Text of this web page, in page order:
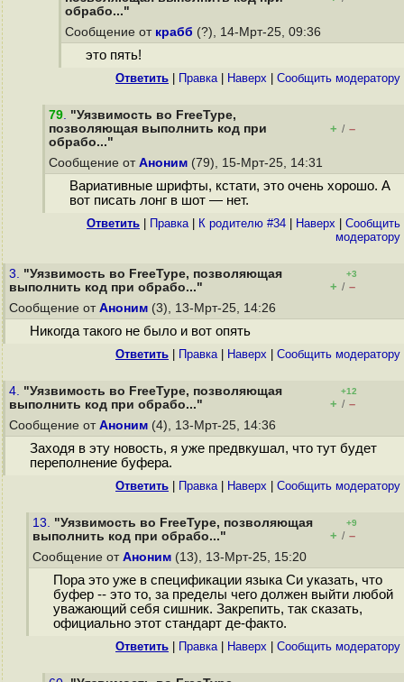
обрабо..."
Сообщение от крабб (?), 14-Мрт-25, 09:36
это пять!
Ответить Правка| Наверх Cообщить модератору
79. "Уязвимость во FreeType,
позволяющая выполнить код при
обрабо..."
+ / –
Сообщение от Аноним (79), 15-Мрт-25, 14:31
Вариативные шрифты, кстати, это очень хорошо. А
вот писать лонг в шот — нет.
Ответить Правка| К родителю #34 Наверх
Cообщить
модератору
3. "Уязвимость во FreeType, позволяющая
выполнить код при обрабо..."
+3
+ / –
Сообщение от Аноним (3), 13-Мрт-25, 14:26
Никогда такого не было и вот опять
Ответить Правка| Наверх Cообщить модератору
4. "Уязвимость во FreeType, позволяющая
выполнить код при обрабо..."
+12
+ / –
Сообщение от Аноним (4), 13-Мрт-25, 14:36
Заходя в эту новость, я уже предвкушал, что тут будет
переполнение буфера.
Ответить Правка| Наверх Cообщить модератору
13. "Уязвимость во FreeType, позволяющая
выполнить код при обрабо..."
+9
+ / –
Сообщение от Аноним (13), 13-Мрт-25, 15:20
Пора это уже в спецификации языка Си указать, что
буфер -- это то, за пределы чего должен выйти любой
уважающий себя сишник. Закрепить, так сказать,
официально этот стандарт де-факто.
Ответить Правка| Наверх Cообщить модератору